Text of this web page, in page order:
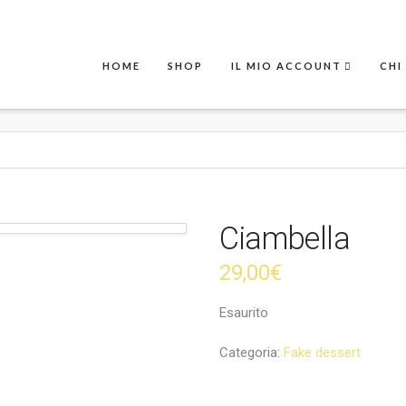
HOME SHOP IL MIO ACCOUNT CHI
Ciambella
29,00€
Esaurito
Categoria: Fake dessert